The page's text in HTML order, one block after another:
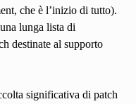
che è l’inizio di tutto).
lunga lista di
destinate al supporto
significativa di patch